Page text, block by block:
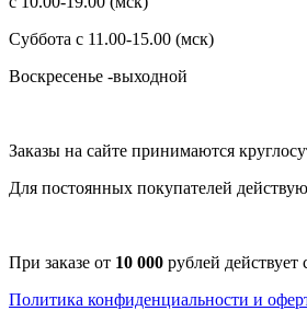
Суббота с 11.00-15.00 (мск)
Воскресенье -выходной
Заказы на сайте принимаются
Для постоянных покупателей
При заказе от 10 000 рублей действует
Политика конфиденциальности и